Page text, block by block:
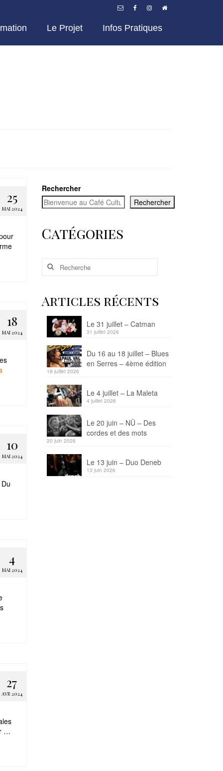
Le Projet Infos Pratiques
25
MAI 2024
18
MAI 2024
10
MAI 2024
4
MAI 2024
27
AVR 2024
…
Rechercher
Rechercher
Catégories
Rechercher
Articles récents
Le 31 juillet – Catman
31 juillet 2026
Du 16 au 18 juillet – Blues
en Serres – 4ème édition
18 juillet 2026
Le 4 juillet – La Maleta
4 juillet 2026
Le 20 juin – NÜ – Des
cordes et des mots
20 juin 2026
Le 13 juin – Duo Deneb
13 juin 2026